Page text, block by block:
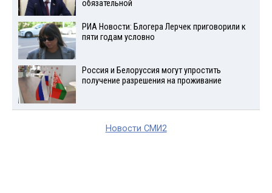
обязательной
РИА Новости: Блогера Лерчек приговорили к
пяти годам условно
Россия и Белоруссия могут упростить
получение разрешения на проживание
Новости СМИ2